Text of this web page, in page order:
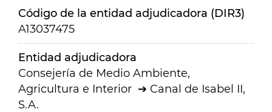
Código de la entidad adjudicadora (DIR3)
A13037475
Entidad adjudicadora
Consejería de Medio Ambiente,
Agricultura e Interior
Canal de Isabel II,
S.A.